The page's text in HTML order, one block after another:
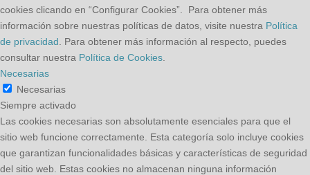
cookies clicando en “Configurar Cookies”. Para obtener más
información sobre nuestras políticas de datos, visite nuestra Política
de privacidad . Para obtener más información al respecto, puedes
consultar nuestra Política de Cookies
Necesarias
Necesarias
Siempre activado
Las cookies necesarias son absolutamente esenciales para que el
sitio web funcione correctamente. Esta categoría solo incluye cookies
que garantizan funcionalidades básicas y características de seguridad
del sitio web. Estas cookies no almacenan ninguna información